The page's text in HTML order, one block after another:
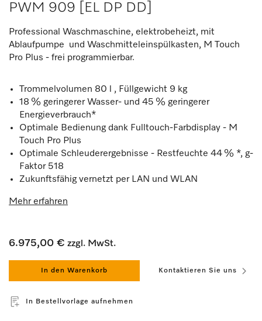
PWM 909 [EL DP DD]
Professional Waschmaschine, elektrobeheizt, mit
Ablaufpumpe und Waschmitteleinspülkasten, M Touch
Pro Plus - frei programmierbar.
Trommelvolumen 80 l , Füllgewicht 9 kg
18 % geringerer Wasser- und 45 % geringerer
Energieverbrauch*
Optimale Bedienung dank Fulltouch-Farbdisplay - M
Touch Pro Plus
Optimale Schleuderergebnisse - Restfeuchte 44 % *, g-
Faktor 518
Zukunftsfähig vernetzt per LAN und WLAN
Mehr erfahren
6.975,00 € zzgl. MwSt.
In den Warenkorb Kontaktieren Sie uns
In Bestellvorlage aufnehmen